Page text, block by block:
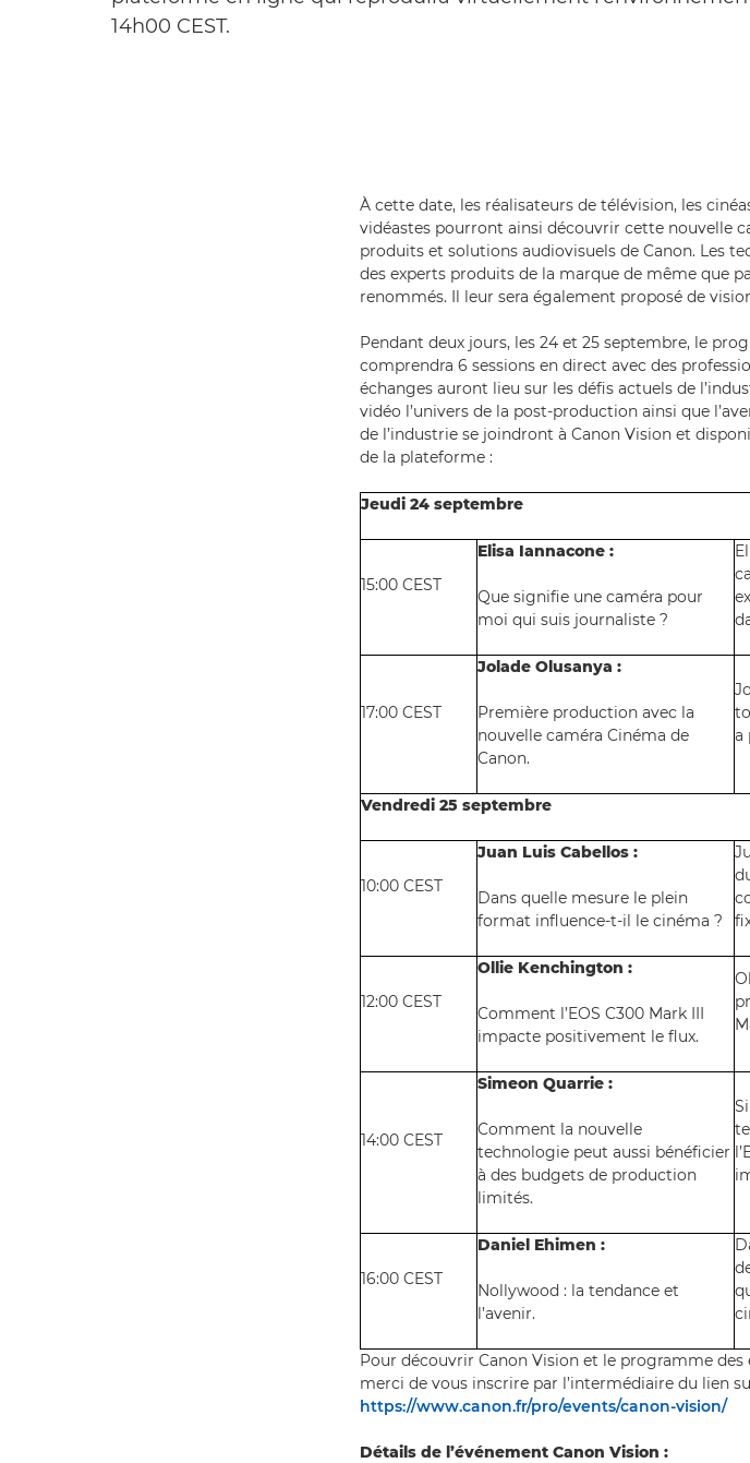
14h00 CEST.
À cette date, les réalisateurs de télévision, les
vidéastes pourront ainsi découvrir cette nouvelle
produits et solutions audiovisuels de Canon. Les
des experts produits de la marque de même que
renommés. Il leur sera également proposé de
Pendant deux jours, les 24 et 25 septembre, le
comprendra 6 sessions en direct avec des
échanges auront lieu sur les défis actuels de
vidéo l’univers de la post-production ainsi que
de l’industrie se joindront à Canon Vision et
de la plateforme :
Jeudi 24 septembre
15:00 CEST
Elisa Iannacone :
Que signifie une caméra pour
moi qui suis journaliste ?
17:00 CEST
Jolade Olusanya :
Première production avec la
nouvelle caméra Cinéma de
Canon.
a
Vendredi 25 septembre
10:00 CEST
Juan Luis Cabellos :
Dans quelle mesure le plein
format influence-t-il le cinéma ?
12:00 CEST
Ollie Kenchington :
Comment l’EOS C300 Mark III
impacte positivement le flux.
14:00 CEST
Simeon Quarrie :
Comment la nouvelle
technologie peut aussi bénéficier
à des budgets de production
limités.
16:00 CEST
Daniel Ehimen :
Nollywood : la tendance et
l’avenir.
Pour découvrir Canon Vision et le programme
merci de vous inscrire par l’intermédiaire du lien
https://www.canon.fr/pro/events/canon-vision/
Détails de l’événement Canon Vision :